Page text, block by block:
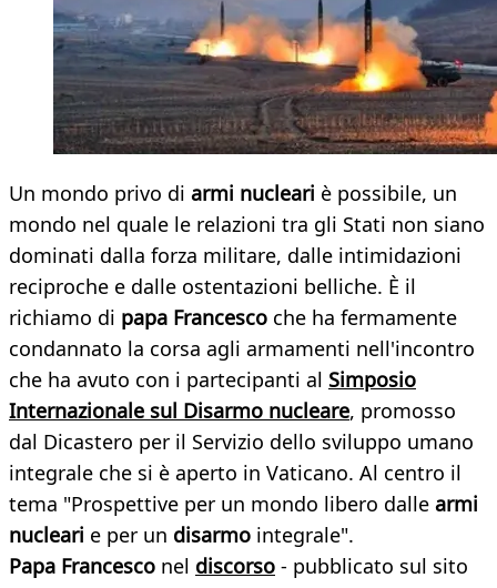
Un mondo privo di armi nucleari è possibile, un
mondo nel quale le relazioni tra gli Stati non siano
dominati dalla forza militare, dalle intimidazioni
reciproche e dalle ostentazioni belliche. È il
richiamo di papa Francesco che ha fermamente
condannato la corsa agli armamenti nell'incontro
che ha avuto con i partecipanti al Simposio
Internazionale sul Disarmo nucleare, promosso
dal Dicastero per il Servizio dello sviluppo umano
integrale che si è aperto in Vaticano. Al centro il
tema "Prospettive per un mondo libero dalle armi
nucleari e per un disarmo integrale".
Papa Francesco nel discorso - pubblicato sul sito